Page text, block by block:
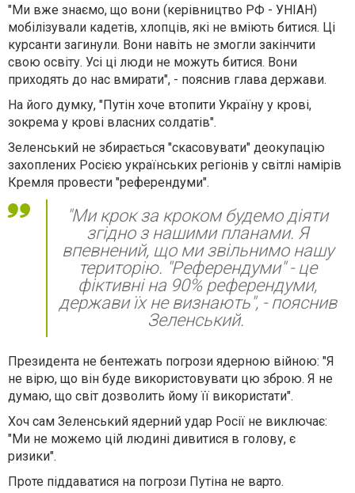
"Ми вже знаємо, що вони (керівництво РФ - УНІАН)
мобілізували кадетів, хлопців, які не вміють битися. Ці
курсанти загинули. Вони навіть не змогли закінчити
свою освіту. Усі ці люди не можуть битися. Вони
приходять до нас вмирати", - пояснив глава держави.
На його думку, "Путін хоче втопити Україну у крові,
зокрема у крові власних солдатів".
Зеленський не збирається "скасовувати" деокупацію
захоплених Росією українських регіонів у світлі намірів
Кремля провести "референдуми".
"Ми крок за кроком будемо діяти
згідно з нашими планами. Я
впевнений, що ми звільнимо нашу
територію. "Референдуми" - це
фіктивні на 90% референдуми,
держави їх не визнають", - пояснив
Зеленський.
Президента не бентежать погрози ядерною війною: "Я
не вірю, що він буде використовувати цю зброю. Я не
думаю, що світ дозволить йому її використати".
Хоч сам Зеленський ядерний удар Росії не виключає:
"Ми не можемо цій людині дивитися в голову, є
ризики".
Проте піддаватися на погрози Путіна не варто.